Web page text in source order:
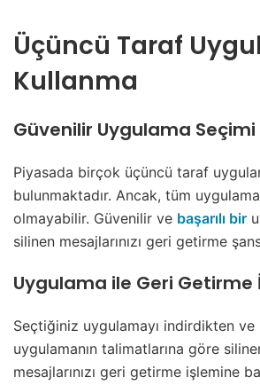
Üçüncü Taraf
Kullanma
Güvenilir Uygulama Seçimi
Piyasada birçok üçüncü taraf
bulunmaktadır. Ancak, tüm
olmayabilir. Güvenilir ve başarılı bir
silinen mesajlarınızı geri getirme
Uygulama ile Geri Getirme
Seçtiğiniz uygulamayı indirdikten
uygulamanın talimatlarına göre
mesajlarınızı geri getirme işlemine